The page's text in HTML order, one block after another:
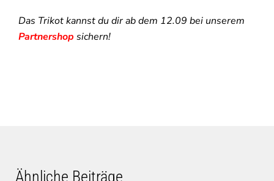
Das Trikot kannst du dir ab dem 12.09 bei unserem
Partnershop sichern!
Ähnliche Beiträge